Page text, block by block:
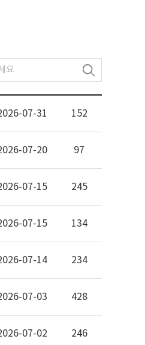
07-31 152
07-20 97
07-15 245
07-15 134
07-14 234
07-03 428
07-02 246